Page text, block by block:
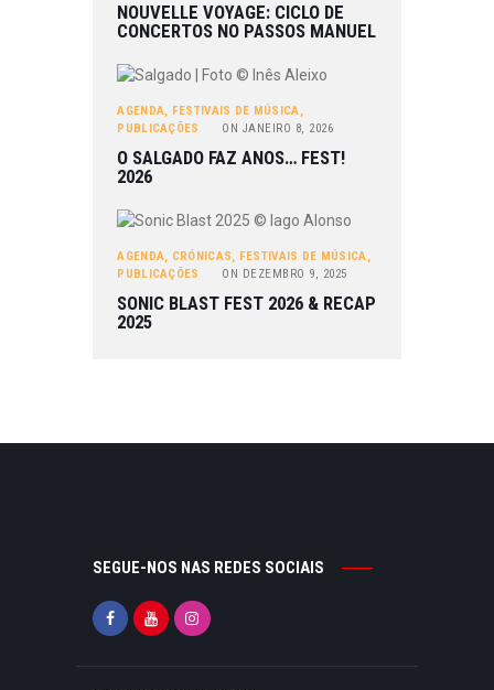
NOUVELLE VOYAGE: CICLO DE
CONCERTOS NO PASSOS MANUEL
AGENDA, FESTIVAIS DE MÚSICA,
PUBLICAÇÕES
ON JANEIRO 8, 2026
O SALGADO FAZ ANOS… FEST!
2026
AGENDA, CRÓNICAS, FESTIVAIS DE MÚSICA,
PUBLICAÇÕES
ON DEZEMBRO 9, 2025
SONIC BLAST FEST 2026 & RECAP
2025
SEGUE-NOS NAS REDES SOCIAIS